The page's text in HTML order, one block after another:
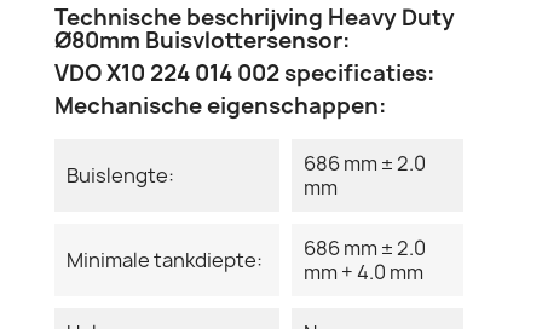
Technische beschrijving Heavy Duty
Ø80mm Buisvlottersensor:
VDO X10 224 014 002 specificaties:
Mechanische eigenschappen:
Buislengte:
686 mm ± 2.0
mm
Minimale tankdiepte:
686 mm ± 2.0
mm + 4.0 mm